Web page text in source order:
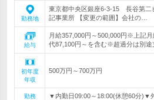
勤務地
東京都中央区銀座6-3-15 長谷第二
記事業所 【変更の範囲】会社の…
給与
月給357,000円～500,000円※上記
代87,100円～を含む※超過分は別途
初年度
年収
500万円～700万円
勤務
▼内勤日09:00～18:00(休憩60分)▼